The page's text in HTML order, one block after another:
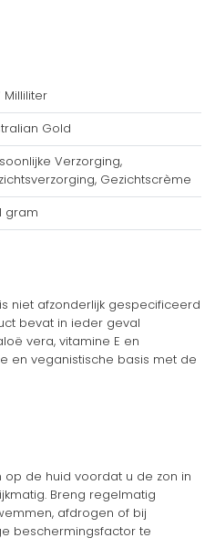
Milliliter
Gold
Verzorging,
Gezichtscrème
gram
niet afzonderlijk gespecificeerd
bevat in ieder geval
vera, vitamine E en
en veganistische basis met de
de huid voordat u de zon in
Breng regelmatig
afdrogen of bij
beschermingsfactor te